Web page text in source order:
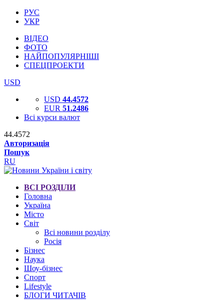
РУС
УКР
ВІДЕО
ФОТО
НАЙПОПУЛЯРНІШІ
СПЕЦПРОЕКТИ
USD
USD 44.4572
EUR 51.2486
Всі курси валют
44.4572
Авторизація
Пошук
RU
ВСІ РОЗДІЛИ
Головна
Україна
Місто
Світ
Всі новини розділу
Росія
Бізнес
Наука
Шоу-бізнес
Спорт
Lifestyle
БЛОГИ ЧИТАЧІВ